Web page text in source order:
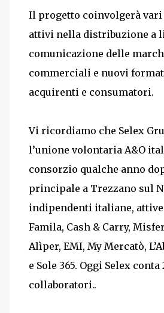
Il progetto coinvolgerà vari
attivi nella distribuzione a
comunicazione delle
commerciali e nuovi
acquirenti e consumatori.
Vi ricordiamo che Selex
l’unione volontaria A&O
consorzio qualche anno
principale a Trezzano sul
indipendenti italiane,
Famila, Cash & Carry,
Alìper, EMI, My Mercatò,
e Sole 365. Oggi Selex
collaboratori..